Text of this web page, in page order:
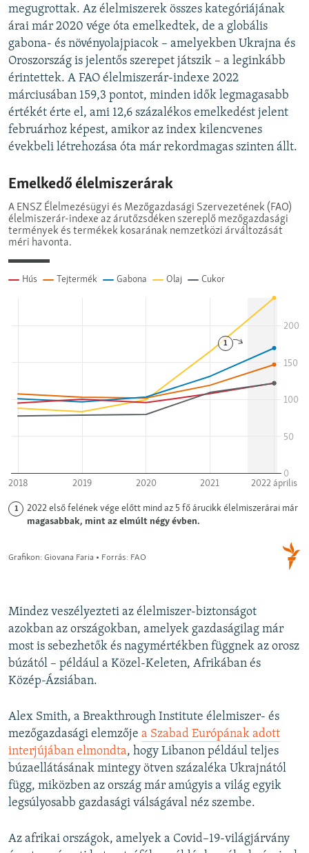
megugrottak. Az élelmiszerek összes kategóriájának
árai már 2020 vége óta emelkedtek, de a globális
gabona- és növényolajpiacok – amelyekben Ukrajna és
Oroszország is jelentős szerepet játszik – a leginkább
érintettek. A FAO élelmiszerár-indexe 2022
márciusában 159,3 pontot, minden idők legmagasabb
értékét érte el, ami 12,6 százalékos emelkedést jelent
februárhoz képest, amikor az index kilencvenes
évekbeli létrehozása óta már rekordmagas szinten állt.
Mindez veszélyezteti az élelmiszer-biztonságot
azokban az országokban, amelyek gazdaságilag már
most is sebezhetők és nagymértékben függnek az orosz
búzától – például a Közel-Keleten, Afrikában és
Közép-Ázsiában.
Alex Smith, a Breakthrough Institute élelmiszer- és
mezőgazdasági elemzője a Szabad Európának adott
interjújában elmondta, hogy Libanon például teljes
búzaellátásának mintegy ötven százaléka Ukrajnától
függ, miközben az ország már amúgyis a világ egyik
legsúlyosabb gazdasági válságával néz szembe.
Az afrikai országok, amelyek a Covid–19-világjárvány